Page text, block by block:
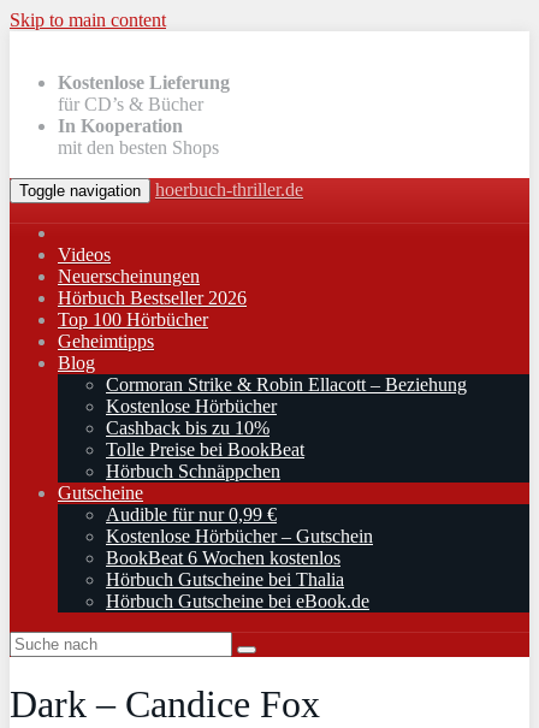
Skip to main content
Kostenlose Lieferung
für CD’s & Bücher
In Kooperation
mit den besten Shops
Toggle navigation hoerbuch-thriller.de
Videos
Neuerscheinungen
Hörbuch Bestseller 2026
Top 100 Hörbücher
Geheimtipps
Blog
Cormoran Strike & Robin Ellacott – Beziehung
Kostenlose Hörbücher
Cashback bis zu 10%
Tolle Preise bei BookBeat
Hörbuch Schnäppchen
Gutscheine
Audible für nur 0,99 €
Kostenlose Hörbücher – Gutschein
BookBeat 6 Wochen kostenlos
Hörbuch Gutscheine bei Thalia
Hörbuch Gutscheine bei eBook.de
Dark – Candice Fox